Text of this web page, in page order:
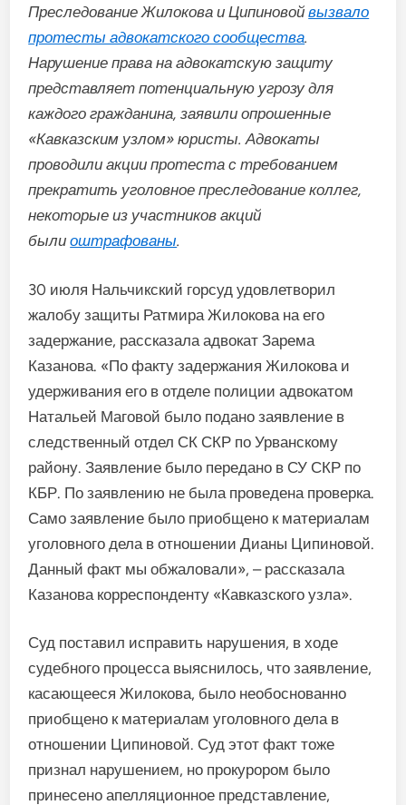
Преследование Жилокова и Ципиновойвызвало
протесты адвокатского сообщества.
Нарушение права на адвокатскую защиту
представляет потенциальную угрозу для
каждого гражданина, заявили опрошенные
«Кавказским узлом» юристы. Адвокаты
проводили акции протеста с требованием
прекратить уголовное преследование коллег,
некоторые из участников акций
былиоштрафованы.
30 июля Нальчикский горсуд удовлетворил
жалобу защиты Ратмира Жилокова на его
задержание, рассказала адвокат Зарема
Казанова. «По факту задержания Жилокова и
удерживания его в отделе полиции адвокатом
Натальей Маговой было подано заявление в
следственный отдел СК СКР по Урванскому
району. Заявление было передано в СУ СКР по
КБР. По заявлению не была проведена проверка.
Само заявление было приобщено к материалам
уголовного дела в отношении Дианы Ципиновой.
Данный факт мы обжаловали», – рассказала
Казанова корреспонденту «Кавказского узла».
Суд поставил исправить нарушения, в ходе
судебного процесса выяснилось, что заявление,
касающееся Жилокова, было необоснованно
приобщено к материалам уголовного дела в
отношении Ципиновой. Суд этот факт тоже
признал нарушением, но прокурором было
принесено апелляционное представление,